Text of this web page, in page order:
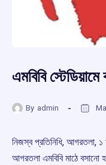
এমবিবি
By admin
নিজস্ব প্রতিনিধি, আগরতলা, ১
আগরতলা এমবিবি মাঠে বসানো